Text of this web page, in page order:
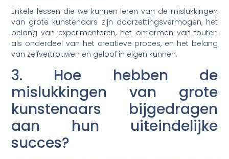
Enkele lessen die we kunnen leren van de mislukkingen
van grote kunstenaars zijn doorzettingsvermogen, het
belang van experimenteren, het omarmen van fouten
als onderdeel van het creatieve proces, en het belang
van zelfvertrouwen en geloof in eigen kunnen.
3. Hoe hebben de
mislukkingen van grote
kunstenaars bijgedragen
aan hun uiteindelijke
succes?